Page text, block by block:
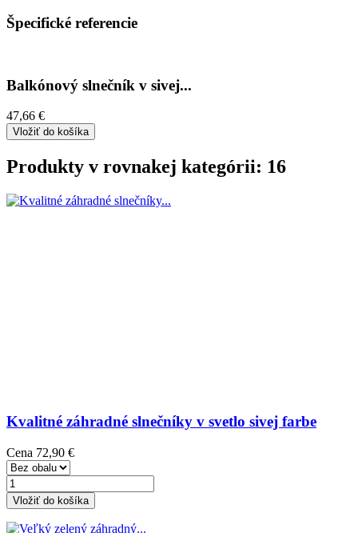
Špecifické referencie
Balkónový slnečník v sivej...
47,66 €
Vložiť do košíka
Produkty v rovnakej kategórii: 16
Kvalitné záhradné slnečníky v svetlo sivej farbe
Cena 72,90 €
Vložiť do košíka